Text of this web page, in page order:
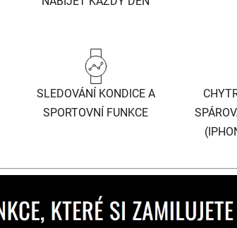
SLEDOVÁNÍ KONDICE A
SPORTOVNÍ FUNKCE